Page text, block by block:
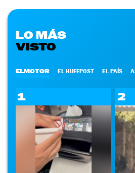
LO MÁS
VISTO
ELMOTOR EL HUFFPOST EL PAÍS
1 2